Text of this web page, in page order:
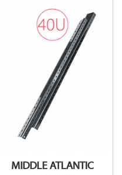
MIDDLE ATLANTIC
ERK-RR40
Pour rack ERK-40
Vendu par paire